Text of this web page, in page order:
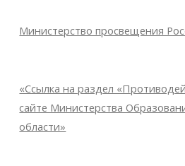
Министерство просвещения
«Ссылка на раздел
сайте Министерства
области»